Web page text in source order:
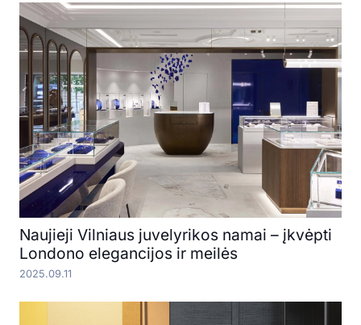
Naujieji Vilniaus juvelyrikos namai – įkvėpti
Londono elegancijos ir meilės
2025.09.11